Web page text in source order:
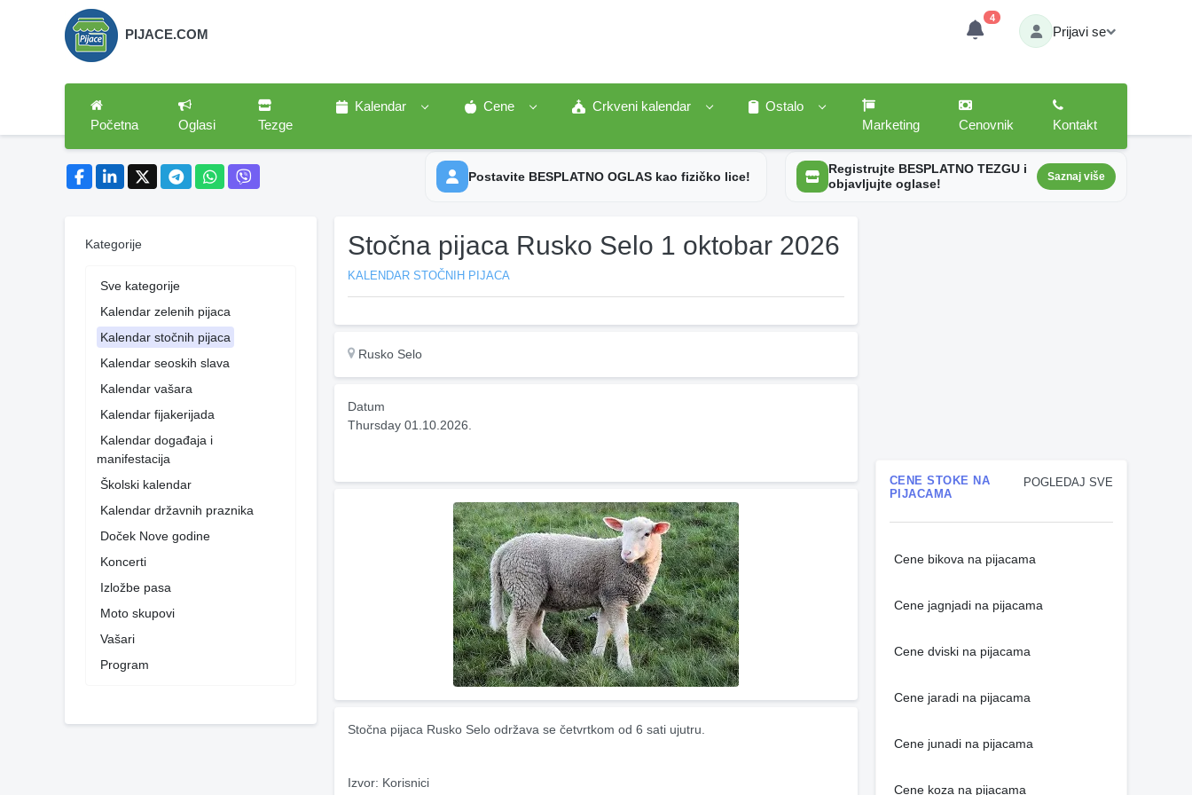
PIJACE.COM
4
Prijavi se
Početna Oglasi Tezge
Kalendar Cene Crkveni kalendar
Ostalo
Marketing
Cenovnik Kontakt
Postavite BESPLATNO OGLAS kao fizičko lice!
Registrujte BESPLATNO TEZGU i
objavljujte oglase!
Saznaj više
Kategorije
Sve kategorije
Kalendar zelenih pijaca
Kalendar stočnih pijaca
Kalendar seoskih slava
Kalendar vašara
Kalendar fijakerijada
Kalendar događaja i
manifestacija
Školski kalendar
Kalendar državnih praznika
Doček Nove godine
Koncerti
Izložbe pasa
Moto skupovi
Vašari
Program
Stočna pijaca Rusko Selo 1 oktobar 2026
KALENDAR STOČNIH PIJACA
Rusko Selo
Datum
Thursday 01.10.2026.
Stočna pijaca Rusko Selo održava se četvrtkom od 6 sati ujutru.
Izvor: Korisnici
POGLEDAJ SVE
CENE STOKE NA
PIJACAMA
Cene bikova na pijacama
Cene jagnjadi na pijacama
Cene dviski na pijacama
Cene jaradi na pijacama
Cene junadi na pijacama
Cene koza na pijacama